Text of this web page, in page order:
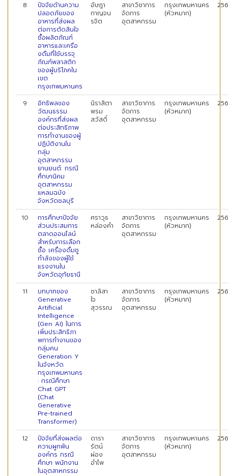
8
ปัจจัยด้านความ
ปลอดภัยของ
อาหารที่ส่งผล
ต่อการตัดสินใจ
ซื้อผลิตภัณฑ์
อาหารและเครือ
งดืมที่ใช้บรรจุ
ภัณฑ์พลาสติก
ของผู้บริโภคใน
เขต
กรุงเทพมหานคร
อัษฎา
กาญจน
รจิต
สาขาวิชาการ
จัดการ
อุตสาหกรรม
กรุงเทพมหานคร
(หัวหมาก)
9
อิทธิพลของ
วัฒนธรรม
องค์กรที่ส่งผล
ต่อประสิทธิภาพ
การทำงานของผู้
ปฏิบัติงานใน
กลุ่ม
อุตสาหกรรม
ยานยนต์: กรณี
ศึกษานิคม
อุตสาหกรรม
แหลมฉบัง
จังหวัดชลบุรี
นิราสิตา
พรม
สวัสดิ์
สาขาวิชาการ
จัดการ
อุตสาหกรรม
กรุงเทพมหานคร
(หัวหมาก)
10
การศึกษาปัจจัย
ส่วนประสมการ
ตลาดออนไลน์
สำหรับการเลือก
ซื้อ เครื่องดื่มชู
กำลังของผู้ใช้
แรงงานใน
จังหวัดอุทัยธานี
ศราวุธ
หล่องคำ
สาขาวิชาการ
จัดการ
อุตสาหกรรม
กรุงเทพมหานคร
(หัวหมาก)
11
บทบาทของ
Generative
Artificial
Intelligence
(Gen AI) ในการ
เพิ่มประสิทธิภา
พการทํางานของ
กลุ่มคน
Generation Y
ในจังหวัด
กรุงเทพมหานคร
: กรณีศึกษา
Chat GPT
(Chat
Generative
Pre-trained
Transformer)
ชาลิสา
ใจ
สุวรรณ
สาขาวิชาการ
จัดการ
อุตสาหกรรม
กรุงเทพมหานคร
(หัวหมาก)
12
ปัจจัยที่ส่งผลต่อ
ความผูกพัน
องค์กร กรณี
ศึกษา พนักงาน
ในอุตสาหกรรม
ดารา
รัตน์
ผ่อง
อำไพ
สาขาวิชาการ
จัดการ
อุตสาหกรรม
กรุงเทพมหานคร
(หัวหมาก)